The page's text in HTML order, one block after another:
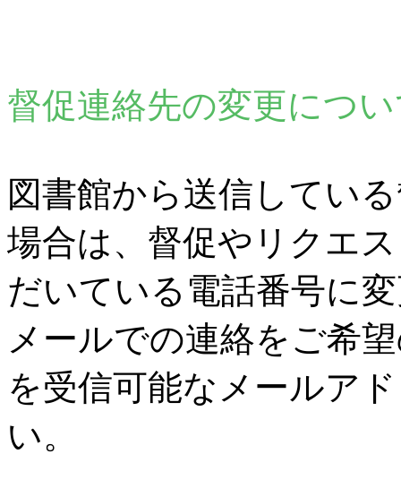
督促連絡先の変更につ
図書館から送信してい
場合は、督促やリクエ
だいている電話番号に
メールでの連絡をご希
を受信可能なメールア
い。